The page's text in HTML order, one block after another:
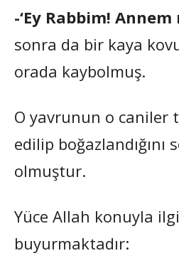
-‘Ey Rabbim! Annem
sonra da bir kaya
orada kaybolmuş.
O yavrunun o caniler
edilip boğazlandığını
olmuştur.
Yüce Allah konuyla
buyurmaktadır: